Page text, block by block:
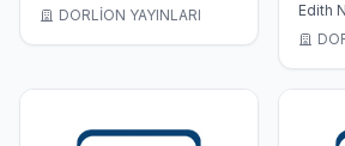
DORLİON YAYINLARI
Edith